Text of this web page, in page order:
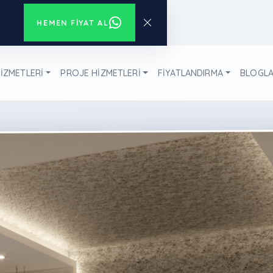
HEMEN FIYAT AL
PROJE HİZMETLERİ FİYATLANDIRMA